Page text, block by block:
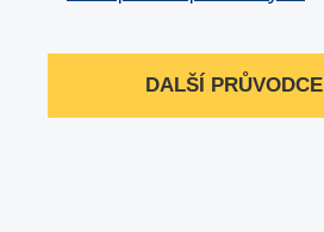
DALŠÍ PRŮVODCE